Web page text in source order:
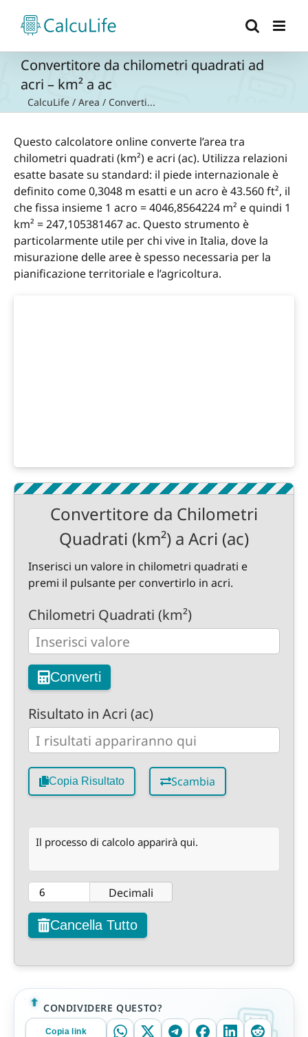
contenuto
Convertitore da chilometri quadrati ad
acri – km² a ac
CalcuLife / Area / Converti...
Questo calcolatore online converte l’area tra
chilometri quadrati (km²) e acri (ac). Utilizza relazioni
esatte basate su standard: il piede internazionale è
definito come 0,3048 m esatti e un acro è 43.560 ft², il
che fissa insieme 1 acro = 4046,8564224 m² e quindi 1
km² = 247,105381467 ac. Questo strumento è
particolarmente utile per chi vive in Italia, dove la
misurazione delle aree è spesso necessaria per la
pianificazione territoriale e l’agricoltura.
Convertitore da Chilometri
Quadrati (km²) a Acri (ac)
Inserisci un valore in chilometri quadrati e
premi il pulsante per convertirlo in acri.
Chilometri Quadrati (km²)
Converti
Risultato in Acri (ac)
Copia Risultato Scambia
Il processo di calcolo apparirà qui.
Decimali
Cancella Tutto
CONDIVIDERE QUESTO?
Copia link